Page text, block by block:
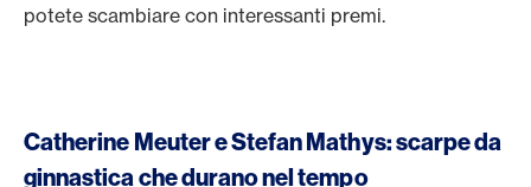
potete scambiare con interessanti premi.
Catherine Meuter e Stefan Mathys: scarpe da
ginnastica che durano nel tempo